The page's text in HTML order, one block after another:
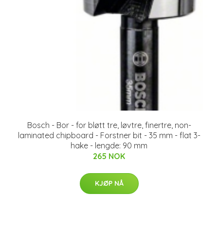
Bosch - Bor - for bløtt tre, løvtre, finertre, non-
laminated chipboard - Forstner bit - 35 mm - flat 3-
hake - lengde: 90 mm
265 NOK
KJØP NÅ